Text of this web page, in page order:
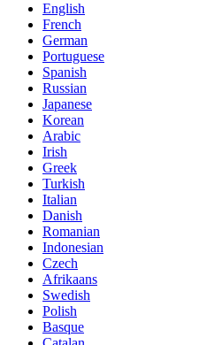
English
French
German
Portuguese
Spanish
Russian
Japanese
Korean
Arabic
Irish
Greek
Turkish
Italian
Danish
Romanian
Indonesian
Czech
Afrikaans
Swedish
Polish
Basque